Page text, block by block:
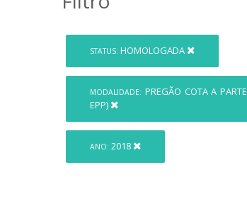
STATUS: HOMOLOGADA
MODALIDADE: PREGÃO COTA A
EPP)
ANO: 2018